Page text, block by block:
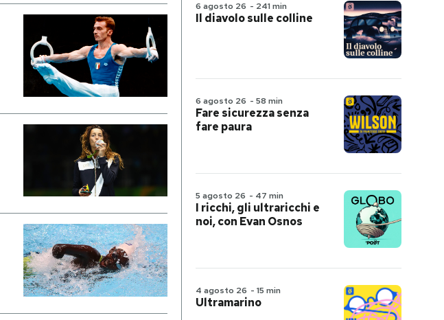
6 agosto 26 - 241 min
Il diavolo sulle colline
6 agosto 26 - 58 min
Fare sicurezza senza
fare paura
5 agosto 26 - 47 min
I ricchi, gli ultraricchi e
noi, con Evan Osnos
4 agosto 26 - 15 min
Ultramarino